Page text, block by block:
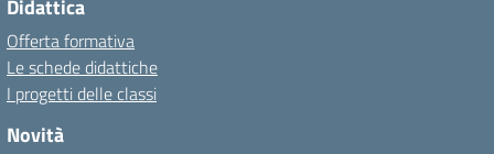
Didattica
Offerta formativa
Le schede didattiche
I progetti delle classi
Novità